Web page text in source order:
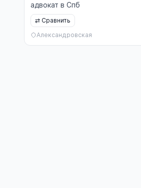
адвокат в Спб
⇄ Сравнить
Александровская